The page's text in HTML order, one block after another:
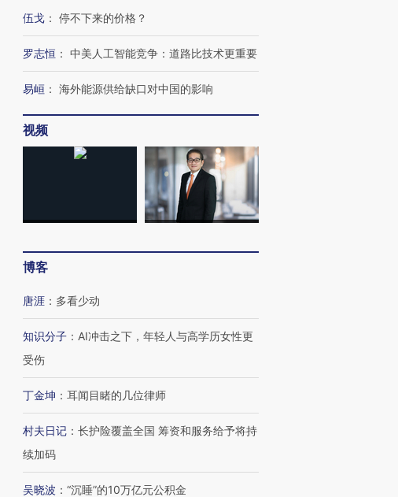
伍戈 ： 停不下来的价格？
罗志恒 ： 中美人工智能竞争：道路比技术更重要
易峘 ： 海外能源供给缺口对中国的影响
视频
博客
唐涯 ： 多看少动
知识分子 ： AI冲击之下，年轻人与高学历女性更
受伤
丁金坤 ： 耳闻目睹的几位律师
村夫日记 ： 长护险覆盖全国 筹资和服务给予将持
续加码
吴晓波 ： “沉睡”的10万亿元公积金